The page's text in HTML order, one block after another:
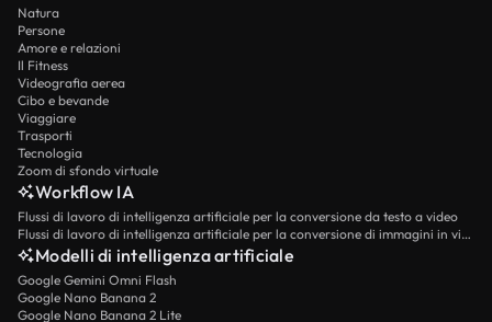
Natura
Persone
Amore e relazioni
Il Fitness
Videografia aerea
Cibo e bevande
Viaggiare
Trasporti
Tecnologia
Zoom di sfondo virtuale
Workflow IA
Flussi di lavoro di intelligenza artificiale per la conversione da testo a video
Flussi di lavoro di intelligenza artificiale per la conversione di immagini in video
Modelli di intelligenza artificiale
Google Gemini Omni Flash
Google Nano Banana 2
Google Nano Banana 2 Lite